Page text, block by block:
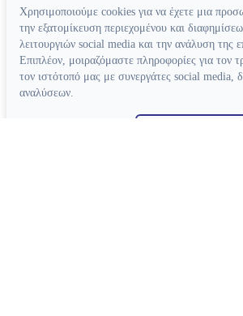
Χρησιμοποιούμε cookies για να έχετε μια
την εξατομίκευση περιεχομένου και
λειτουργιών social media και την ανάλυση της
Επιπλέον, μοιραζόμαστε πληροφορίες για τον
τον ιστότοπό μας με συνεργάτες social media,
αναλύσεων.